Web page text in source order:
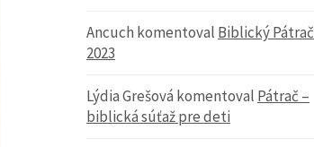
Ancuch komentoval Biblický Pátrač
2023
Lýdia Grešová komentoval Pátrač –
biblická súťaž pre deti